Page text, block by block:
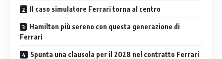
Il caso simulatore Ferrari torna al centro
Hamilton più sereno con questa generazione di
Ferrari
Spunta una clausola per il 2028 nel contratto Ferrari